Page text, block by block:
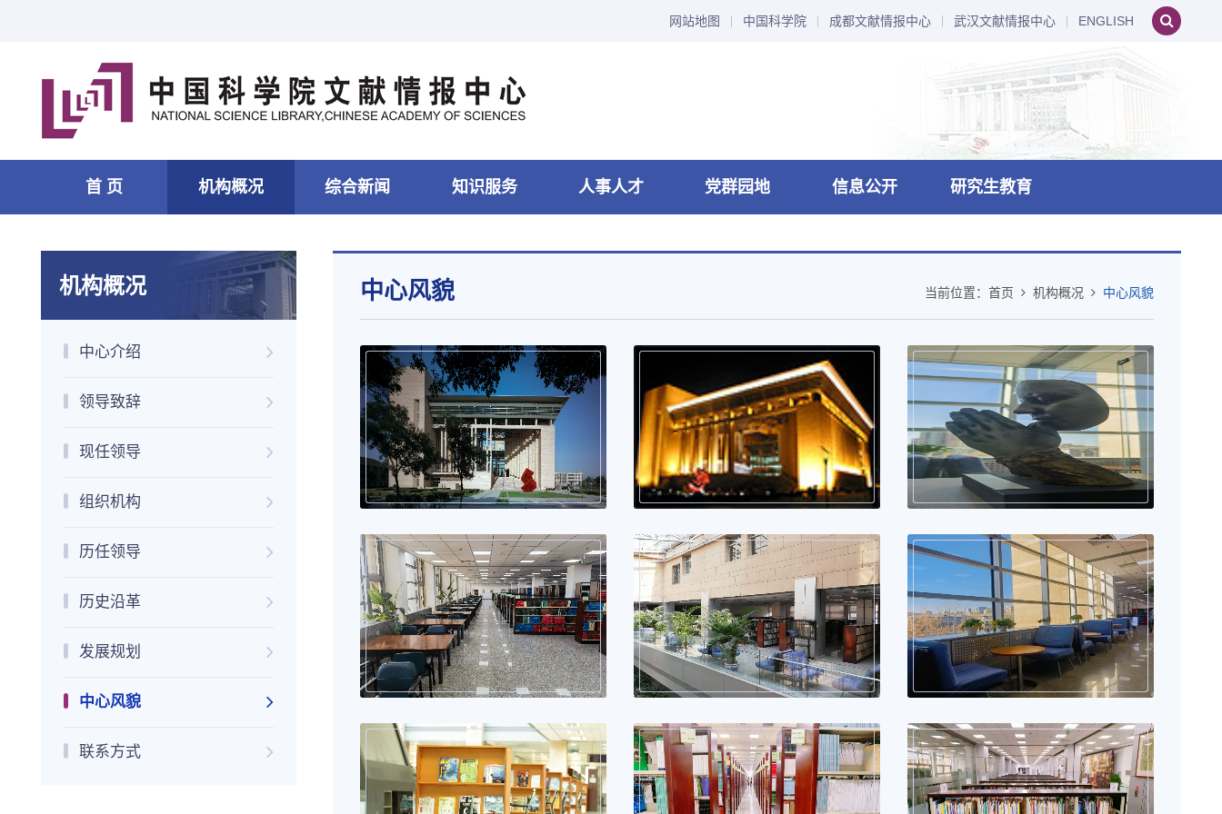
网站地图 中国科学院 成都文献情报中心 武汉文献情报中心 ENGLISH
首 页 机构概况 综合新闻 知识服务 人事人才 党群园地 信息公开 研究生教育
机构概况
中心介绍
领导致辞
现任领导
组织机构
历任领导
历史沿革
发展规划
中心风貌
联系方式
当前位置： 首页 机构概况 中心风貌
中心风貌